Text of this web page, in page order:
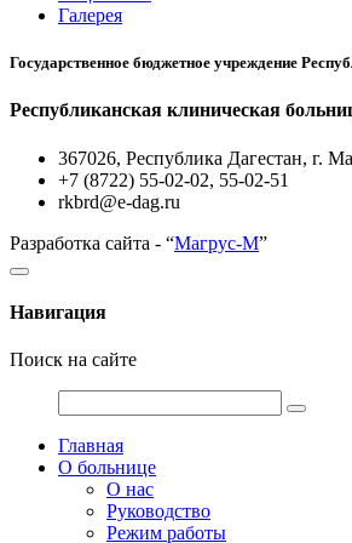
Галерея
Государственное бюджетное учреждение
Республиканская клиническая
367026, Республика Дагестан, г.
+7 (8722) 55-02-02, 55-02-51
rkbrd@e-dag.ru
Разработка сайта - “Магрус-М”
Навигация
Поиск на сайте
Главная
О больнице
О нас
Руководство
Режим работы